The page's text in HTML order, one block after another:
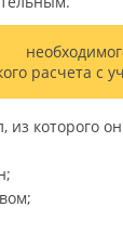
расчета с
которого